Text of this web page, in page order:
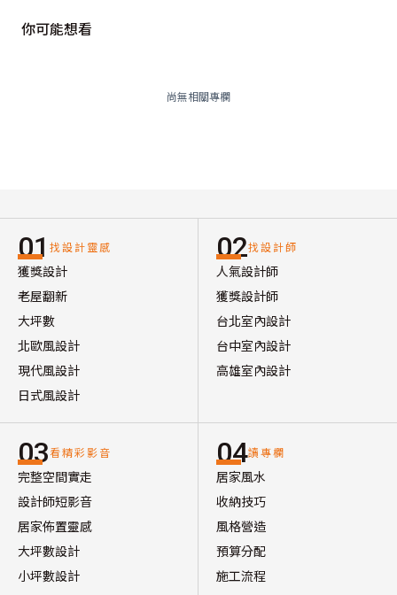
你可能想看
尚無相關專欄
01 找設計靈感
獲獎設計
老屋翻新
大坪數
北歐風設計
現代風設計
日式風設計
02找設計師
人氣設計師
獲獎設計師
台北室內設計
台中室內設計
高雄室內設計
03看精彩影音
完整空間實走
設計師短影音
居家佈置靈感
大坪數設計
小坪數設計
04讀專欄
居家風水
收納技巧
風格營造
預算分配
施工流程